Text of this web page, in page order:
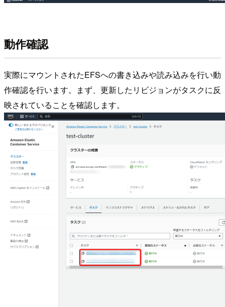
動作確認
実際にマウントされたEFSへの書き込みや読み込みを行い動
作確認を行います。まず、更新したリビジョンがタスクに反
映されていることを確認します。